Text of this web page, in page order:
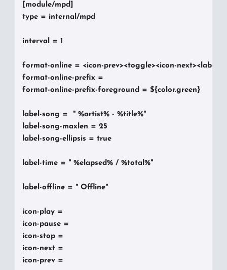
[module/mpd]
type = internal/mpd
interval = 1
format-online = <icon-prev><toggle><icon-next><label-
format-online-prefix =
format-online-prefix-foreground = ${color.green}
label-song =  " %artist% - %title%"
label-song-maxlen = 25
label-song-ellipsis = true
label-time = " %elapsed% / %total%"
label-offline = " Offline"
icon-play =
icon-pause =
icon-stop =
icon-next =
icon-prev =